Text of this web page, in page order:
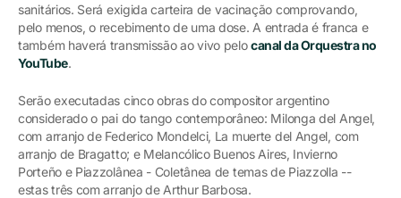
sanitários. Será exigida carteira de vacinação comprovando,
pelo menos, o recebimento de uma dose. A entrada é franca e
também haverá transmissão ao vivo pelocanal da Orquestra no
YouTube.
Serão executadas cinco obras do compositor argentino
considerado o pai do tango contemporâneo: Milonga del Angel,
com arranjo de Federico Mondelci, La muerte del Angel, com
arranjo de Bragatto; e Melancólico Buenos Aires, Invierno
Porteño e Piazzolânea - Coletânea de temas de Piazzolla --
estas três com arranjo de Arthur Barbosa.